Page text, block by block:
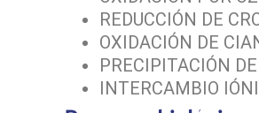
REDUCCIÓN DE
OXIDACIÓN DE
PRECIPITACIÓN
INTERCAMBIO